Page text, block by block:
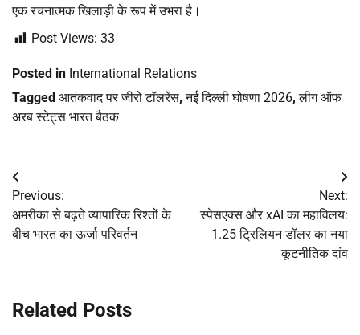
एक रचनात्मक खिलाड़ी के रूप में उभरा है।
Post Views: 33
Posted in International Relations
Tagged आतंकवाद पर जीरो टॉलरेंस,नई दिल्ली घोषणा 2026,लीग ऑफ
अरब स्टेट्स भारत बैठक
Post
navigation
Previous:
अमरीका से बढ़ते व्यापारिक रिश्तों के
बीच भारत का ऊर्जा परिवर्तन
Next:
स्पेसएक्स और xAI का महाविलय:
1.25 ट्रिलियन डॉलर का नया
कूटनीतिक दांव
Related Posts